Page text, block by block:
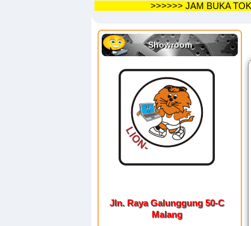
>>>>>> JAM
Showroom
Jln. Raya Galunggung 50-C
Malang